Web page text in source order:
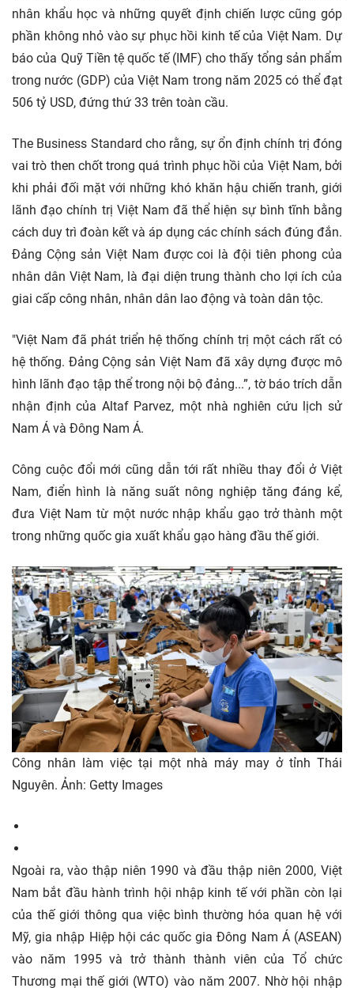
nhân khẩu học và những quyết định chiến lược cũng góp
phần không nhỏ vào sự phục hồi kinh tế của Việt Nam. Dự
báo của Quỹ Tiền tệ quốc tế (IMF) cho thấy tổng sản phẩm
trong nước (GDP) của Việt Nam trong năm 2025 có thể đạt
506 tỷ USD, đứng thứ 33 trên toàn cầu.
The Business Standard cho rằng, sự ổn định chính trị đóng
vai trò then chốt trong quá trình phục hồi của Việt Nam, bởi
khi phải đối mặt với những khó khăn hậu chiến tranh, giới
lãnh đạo chính trị Việt Nam đã thể hiện sự bình tĩnh bằng
cách duy trì đoàn kết và áp dụng các chính sách đúng đắn.
Đảng Cộng sản Việt Nam được coi là đội tiên phong của
nhân dân Việt Nam, là đại diện trung thành cho lợi ích của
giai cấp công nhân, nhân dân lao động và toàn dân tộc.
"Việt Nam đã phát triển hệ thống chính trị một cách rất có
hệ thống. Đảng Cộng sản Việt Nam đã xây dựng được mô
hình lãnh đạo tập thể trong nội bộ đảng...”, tờ báo trích dẫn
nhận định của Altaf Parvez, một nhà nghiên cứu lịch sử
Nam Á và Đông Nam Á.
Công cuộc đổi mới cũng dẫn tới rất nhiều thay đổi ở Việt
Nam, điển hình là năng suất nông nghiệp tăng đáng kể,
đưa Việt Nam từ một nước nhập khẩu gạo trở thành một
trong những quốc gia xuất khẩu gạo hàng đầu thế giới.
Công nhân làm việc tại một nhà máy may ở tỉnh Thái
Nguyên. Ảnh: Getty Images
Ngoài ra, vào thập niên 1990 và đầu thập niên 2000, Việt
Nam bắt đầu hành trình hội nhập kinh tế với phần còn lại
của thế giới thông qua việc bình thường hóa quan hệ với
Mỹ, gia nhập Hiệp hội các quốc gia Đông Nam Á (ASEAN)
vào năm 1995 và trở thành thành viên của Tổ chức
Thương mại thế giới (WTO) vào năm 2007. Nhờ hội nhập